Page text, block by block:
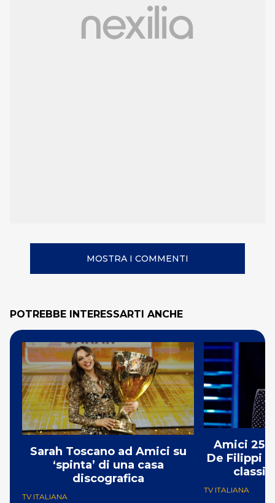
MOSTRA I COMMENTI
POTREBBE INTERESSARTI ANCHE
Sarah Toscano ad Amici su
‘spinta’ di una casa
discografica
TV ITALIANA
Amici 25:
De Filippi
TV ITALIANA